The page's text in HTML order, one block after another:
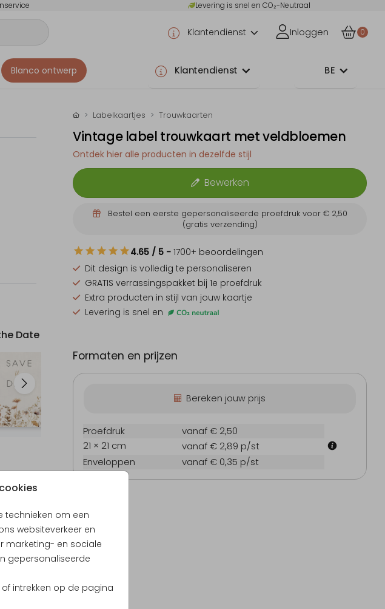
Levering is snel en CO₂-Neutraal
Klantendienst Inloggen 0
Blanco ontwerp Klantendienst BE
technieken om een
websiteverkeer en
marketing- en sociale
gepersonaliseerde
intrekken op de pagina
Date kaart
Uitnodiging communie Rouw bedankkaart
Labelkaartjes Trouwkaarten
Vintage label trouwkaart met veldbloemen
Ontdek hier alle producten in dezelfde stijl
Bewerken
Bestel een eerste gepersonaliseerde proefdruk voor € 2,50
(gratis verzending)
4.65 / 5 - 1700+ beoordelingen
Dit design is volledig te personaliseren
GRATIS verrassingspakket bij 1e proefdruk
Extra producten in stijl van jouw kaartje
Levering is snel en
Formaten en prijzen
Bereken jouw prijs
Proefdruk
vanaf € 2,50
21 × 21 cm
vanaf € 2,89 p/st
Enveloppen
vanaf € 0,35 p/st